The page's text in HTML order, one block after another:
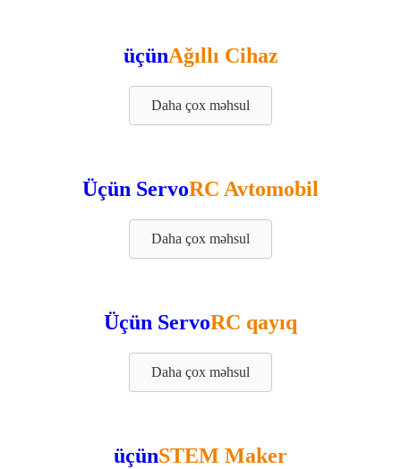
üçünAğıllı Cihaz
Daha çox məhsul
Üçün ServoRC Avtomobil
Daha çox məhsul
Üçün ServoRC qayıq
Daha çox məhsul
üçünSTEM Maker